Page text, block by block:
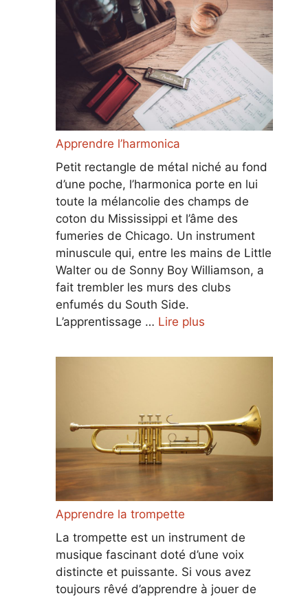
Apprendre l’harmonica
Petit rectangle de métal niché au fond
d’une poche, l’harmonica porte en lui
toute la mélancolie des champs de
coton du Mississippi et l’âme des
fumeries de Chicago. Un instrument
minuscule qui, entre les mains de Little
Walter ou de Sonny Boy Williamson, a
fait trembler les murs des clubs
enfumés du South Side.
L’apprentissage … Lire plus
Apprendre la trompette
La trompette est un instrument de
musique fascinant doté d’une voix
distincte et puissante. Si vous avez
toujours rêvé d’apprendre à jouer de